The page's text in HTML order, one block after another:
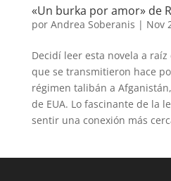
«Un burka por amor» de
por Andrea Soberanis | Nov
Decidí leer esta novela a
que se transmitieron hace
régimen talibán a
de EUA. Lo fascinante de la
sentir una conexión más